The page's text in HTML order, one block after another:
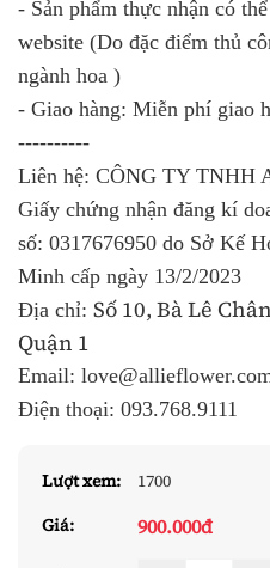
- Sản phẩm thực nhận có
website (Do đặc điểm thủ
ngành hoa )
- Giao hàng: Miễn phí giao
----------
Liên hệ: CÔNG TY TNHH
Giấy chứng nhận đăng kí
số: 0317676950 do Sở Kế
Minh cấp ngày 13/2/2023
Địa chỉ: Số 10, Bà Lê
Quận 1
Email:
Điện thoại: 093.768.9111
Lượt xem:
1700
Giá:
900.000đ